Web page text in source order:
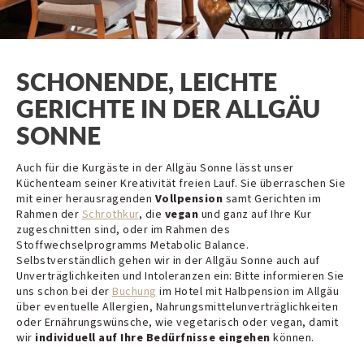
SCHONENDE, LEICHTE
GERICHTE IN DER ALLGÄU
SONNE
Auch für die Kurgäste in der Allgäu Sonne lässt unser
Küchenteam seiner Kreativität freien Lauf. Sie überraschen Sie
mit einer herausragenden Vollpension samt Gerichten im
Rahmen der Schrothkur, die vegan und ganz auf Ihre Kur
zugeschnitten sind, oder im Rahmen des
Stoffwechselprogramms Metabolic Balance.
Selbstverständlich gehen wir in der Allgäu Sonne auch auf
Unverträglichkeiten und Intoleranzen ein: Bitte informieren Sie
uns schon bei der Buchung im Hotel mit Halbpension im Allgäu
über eventuelle Allergien, Nahrungsmittelunverträglichkeiten
oder Ernährungswünsche, wie vegetarisch oder vegan, damit
wir individuell auf Ihre Bedürfnisse eingehen können.